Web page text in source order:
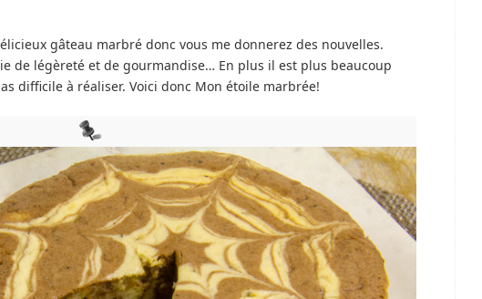
gâteau marbré donc vous me donnerez des nouvelles.
de légèreté et de gourmandise… En plus il est plus beaucoup
difficile à réaliser. Voici donc Mon étoile marbrée!